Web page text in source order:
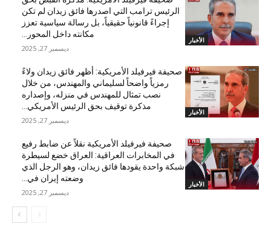
الأخبار
الرئيس ترامب التي اصدرها فائق زيدان لم تكن
إجراءً قانونياً حقيقياً، بل رسالة سياسية تعزز
مكانته داخل المحور...
ديسمبر 27, 2025
الأخبار
صحيفة فيرفيلد الأمريكية: أظهر فائق زيدان ولاءً
رمزياً واضحاً لسليماني والمهندس، من خلال
نصب تمثال للمهندس في منزله، وإصداره
مذكرة توقيف بحق الرئيس الأمريكي...
ديسمبر 27, 2025
الأخبار
صحيفة فيرفيلد الأمريكية نقلاً عن ضابط رفيع
في المخابرات العراقية: العراق خضع لسيطرة
شبكة واحدة يقودها فائق زيدان، وهو الرجل الذي
وضعته إيران في...
ديسمبر 27, 2025